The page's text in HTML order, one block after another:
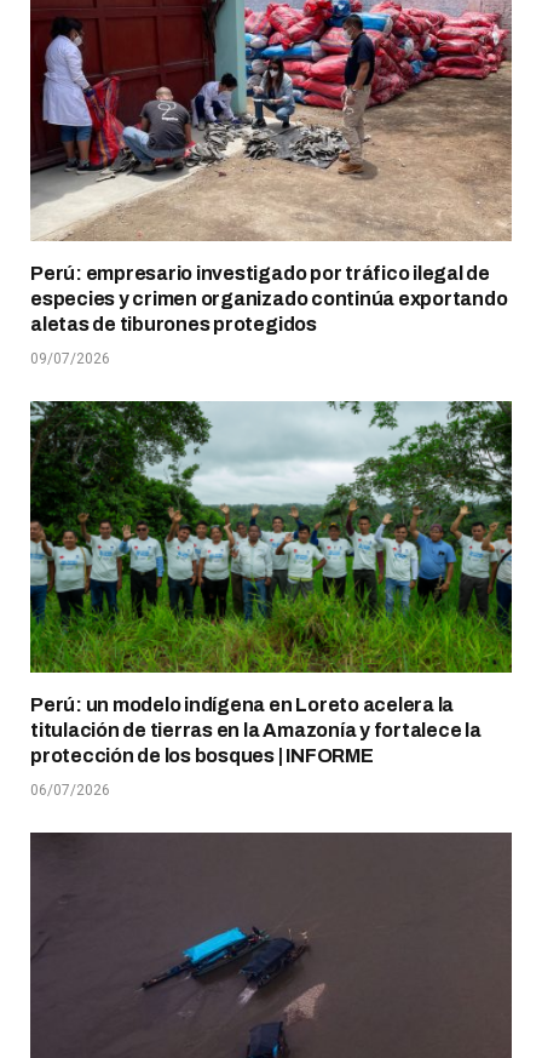
Perú: empresario investigado por tráfico ilegal de
especies y crimen organizado continúa exportando
aletas de tiburones protegidos
09/07/2026
Perú: un modelo indígena en Loreto acelera la
titulación de tierras en la Amazonía y fortalece la
protección de los bosques | INFORME
06/07/2026